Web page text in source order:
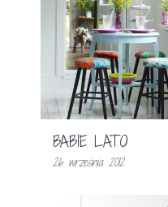
BABIE LATO
26 września 2012